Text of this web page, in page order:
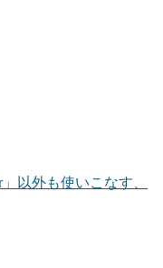
以外も使いこなす、